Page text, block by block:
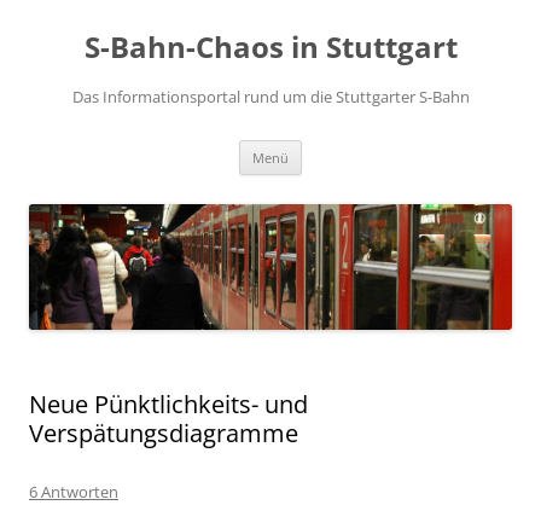
S-Bahn-Chaos in Stuttgart
Das Informationsportal rund um die Stuttgarter S-Bahn
Menü
Neue Pünktlichkeits- und
Verspätungsdiagramme
6 Antworten